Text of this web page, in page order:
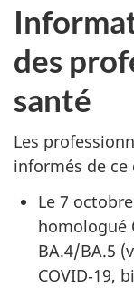
des
santé
Les
informés de ce
Le 7
homologué
BA.4/BA.5
COVID‑19,